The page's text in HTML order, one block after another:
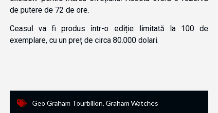
de putere de 72 de ore.
Ceasul va fi produs într-o ediție limitată la 100 de
exemplare, cu un preț de circa 80.000 dolari.
Geo Graham Tourbillon, Graham Watches